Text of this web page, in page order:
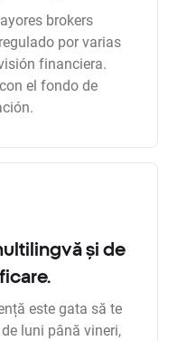
brokers
por varias
financiera.
el fondo de
și de
este gata să te
luni până vineri,